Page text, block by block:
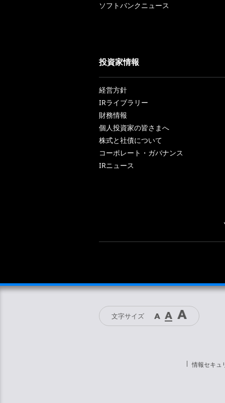
ソフトバンクニュース
投資家情報
経営方針
IRライブラリー
財務情報
個人投資家の皆さまへ
株式と社債について
コーポレート・ガバナンス
IRニュース
文字サイズ
情報セキュ